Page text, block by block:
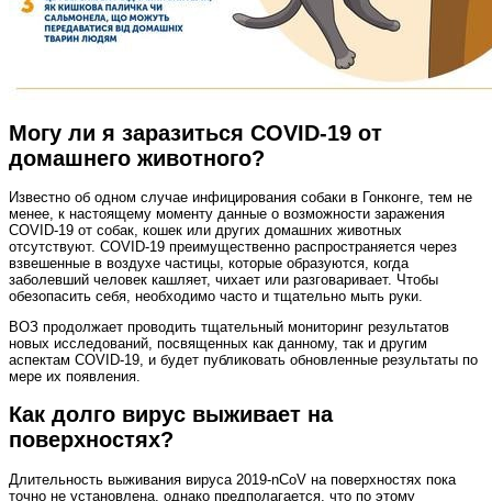
Могу ли я заразиться COVID‑19 от
домашнего животного?
Известно об одном случае инфицирования собаки в Гонконге, тем не
менее, к настоящему моменту данные о возможности заражения
COVID‑19 от собак, кошек или других домашних животных
отсутствуют. COVID‑19 преимущественно распространяется через
взвешенные в воздухе частицы, которые образуются, когда
заболевший человек кашляет, чихает или разговаривает. Чтобы
обезопасить себя, необходимо часто и тщательно мыть руки.
ВОЗ продолжает проводить тщательный мониторинг результатов
новых исследований, посвященных как данному, так и другим
аспектам COVID‑19, и будет публиковать обновленные результаты по
мере их появления.
Как долго вирус выживает на
поверхностях?
Длительность выживания вируса 2019‑nCoV на поверхностях пока
точно не установлена, однако предполагается, что по этому